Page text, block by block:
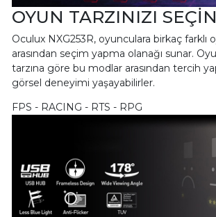
OYUN TARZINIZI SEÇİN
Oculux NXG253R, oyunculara birkaç farklı
arasından seçim yapma olanağı sunar.
tarzına göre bu modlar arasından tercih
görsel deneyimi yaşayabilirler.
FPS - RACING - RTS - RPG